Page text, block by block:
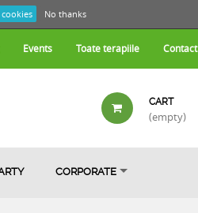
No thanks
Events Toate terapiile Contact
CART
(empty)
CORPORATE